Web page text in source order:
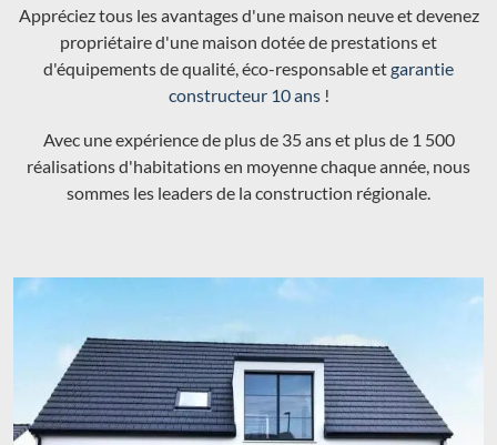
Appréciez tous les avantages d'une maison neuve et devenez
propriétaire d'une maison dotée de prestations et
d'équipements de qualité, éco-responsable etgarantie
constructeur 10 ans!
Avec une expérience de plus de 35 ans et plus de 1 500
réalisations d'habitations en moyenne chaque année, nous
sommes les leaders de la construction régionale.